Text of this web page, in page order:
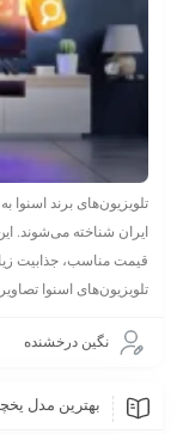
تلویزیون‌های برند اسنوا
ایران شناخته می‌شوند.
تلویزیون‌های اسنوا
نگین درخشنده
بهترین مدل